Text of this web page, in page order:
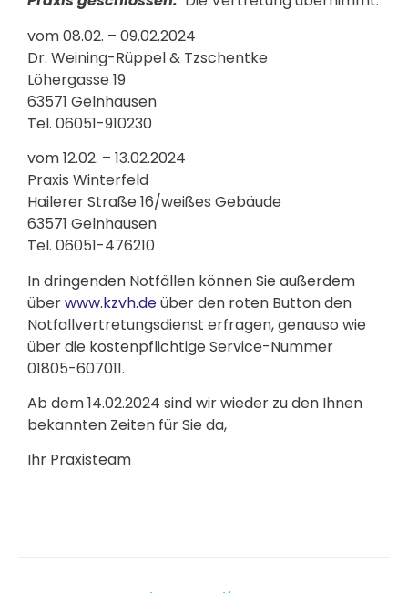
vom 08.02. – 09.02.2024
Dr. Weining-Rüppel & Tzschentke
Löhergasse 19
63571 Gelnhausen
Tel. 06051-910230
vom 12.02. – 13.02.2024
Praxis Winterfeld
Hailerer Straße 16/weißes Gebäude
63571 Gelnhausen
Tel. 06051-476210
In dringenden Notfällen können Sie außerdem
überwww.kzvh.deüber den roten Button den
Notfallvertretungsdienst erfragen, genauso wie
über die kostenpflichtige Service-Nummer
01805-607011.
Ab dem 14.02.2024 sind wir wieder zu den Ihnen
bekannten Zeiten für Sie da,
Ihr Praxisteam